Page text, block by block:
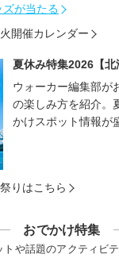
が当たる
開催カレンダー
夏休み特集2026【北
ウォーカー編集部が
の楽しみ方を紹介。
かけスポット情報が
りはこちら
おでかけ特集
トや話題のアクティビ